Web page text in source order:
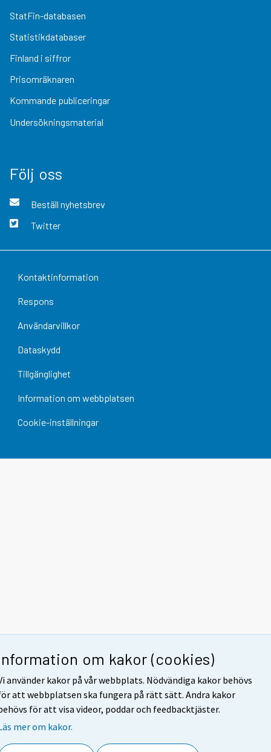
om kakor (cookies)
använder kakor på vår webbplats. Nödvändiga kakor behövs
att webbplatsen ska fungera på rätt sätt. Andra kakor
för att visa videor, poddar och feedbacktjäster.
mer om kakor.
StatFin-databasen
Statistikdatabaser
Finland i siffror
Prisomräknaren
Kommande publiceringar
Undersökningsmaterial
Följ oss
Beställ nyhetsbrev
Twitter
Kontaktinformation
Respons
Användarvillkor
Dataskydd
Tillgänglighet
Information om webbplatsen
Cookie-inställningar